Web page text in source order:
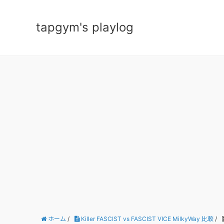
tapgym's playlog
ホーム / Killer FASCIST vs FASCIST VICE MilkyWay 比較 /